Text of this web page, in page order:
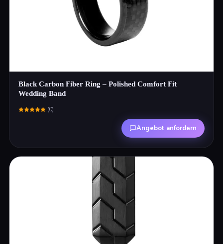
Black Carbon Fiber Ring – Polished Comfort Fit
Wedding Band
(0)
Angebot anfordern